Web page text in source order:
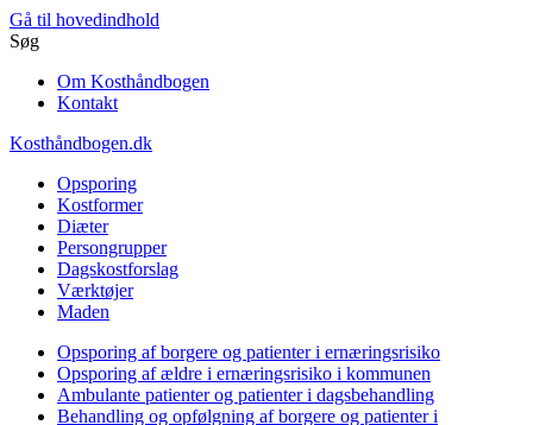
Gå til hovedindhold
Søg
Om Kosthåndbogen
Kontakt
Kosthåndbogen.dk
Opsporing
Kostformer
Diæter
Persongrupper
Dagskostforslag
Værktøjer
Maden
Opsporing af borgere og patienter i ernæringsrisiko
Opsporing af ældre i ernæringsrisiko i kommunen
Ambulante patienter og patienter i dagsbehandling
Behandling og opfølgning af borgere og patienter i